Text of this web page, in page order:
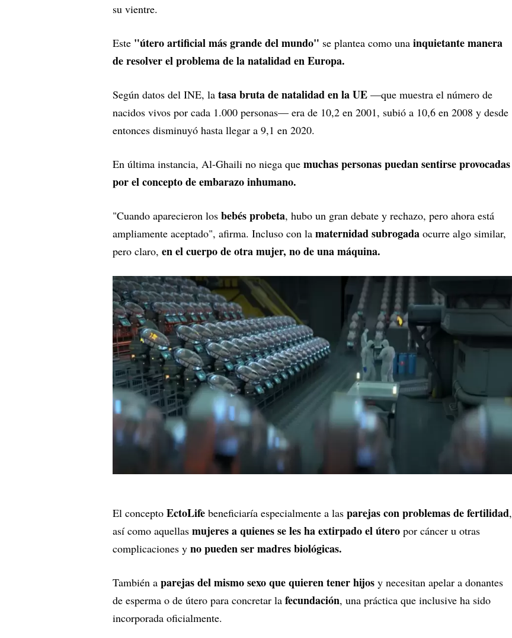
su vientre.
Este "útero artificial más grande del mundo" se plantea como una inquietante manera
de resolver el problema de la natalidad en Europa.
Según datos del INE, la tasa bruta de natalidad en la UE —que muestra el número de
nacidos vivos por cada 1.000 personas— era de 10,2 en 2001, subió a 10,6 en 2008 y desde
entonces disminuyó hasta llegar a 9,1 en 2020.
En última instancia, Al-Ghaili no niega que muchas personas puedan sentirse provocadas
por el concepto de embarazo inhumano.
"Cuando aparecieron los bebés probeta, hubo un gran debate y rechazo, pero ahora está
ampliamente aceptado", afirma. Incluso con la maternidad subrogada ocurre algo similar,
pero claro, en el cuerpo de otra mujer, no de una máquina.
El concepto EctoLife beneficiaría especialmente a las parejas con problemas de fertilidad,
así como aquellas mujeres a quienes se les ha extirpado el útero por cáncer u otras
complicaciones y no pueden ser madres biológicas.
También a parejas del mismo sexo que quieren tener hijos y necesitan apelar a donantes
de esperma o de útero para concretar la fecundación, una práctica que inclusive ha sido
incorporada oficialmente.